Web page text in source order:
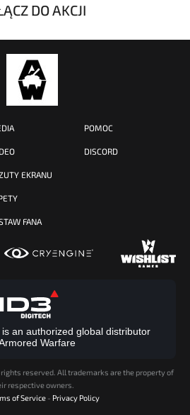
DO AKCJI
EKRANU
FANA
POMOC
DISCORD
an authorized global distributor
Warfare
reserved. All trademarks are the property of
respective owners.
of Service - Privacy Policy